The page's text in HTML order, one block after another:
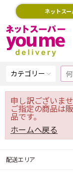
ネットスー
カテゴリー
申し訳ございませ
ご指定の商品は
品です。
ホームへ戻る
配送エリア